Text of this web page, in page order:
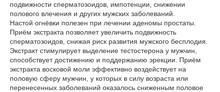
подвижности сперматозоидов, импотенции, снижении
полового влечения и других мужских заболеваний.
Настой огнёвки полезен при лечении аденомы простаты.
Приём экстракта позволяет увеличить подвижность
сперматозоидов, снижая риск развития мужского бесплодия.
Экстракт стимулирует выделение тестостерона у мужчин,
способствует достижению и поддержанию эрекции. Приём
экстракта восковой моли эффективно воздействует на
половую сферу мужчин, у которых в силу возраста или
перенесенных заболеваний оказалось сниженным половое